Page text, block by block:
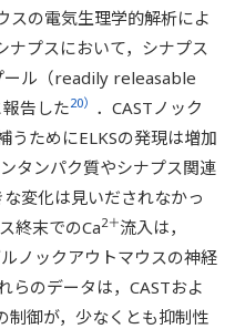
スの電気生理学的解析によ
ナプスにおいて，シナプス
ール（readily releasable
告した20） ．CASTノック
うためにELKSの発現は増加
タンパク質やシナプス関連
変化は見いだされなかっ
終末でのCa2＋流入は，
ノックアウトマウスの神経
らのデータは，CASTおよ
制御が，少なくとも抑制性